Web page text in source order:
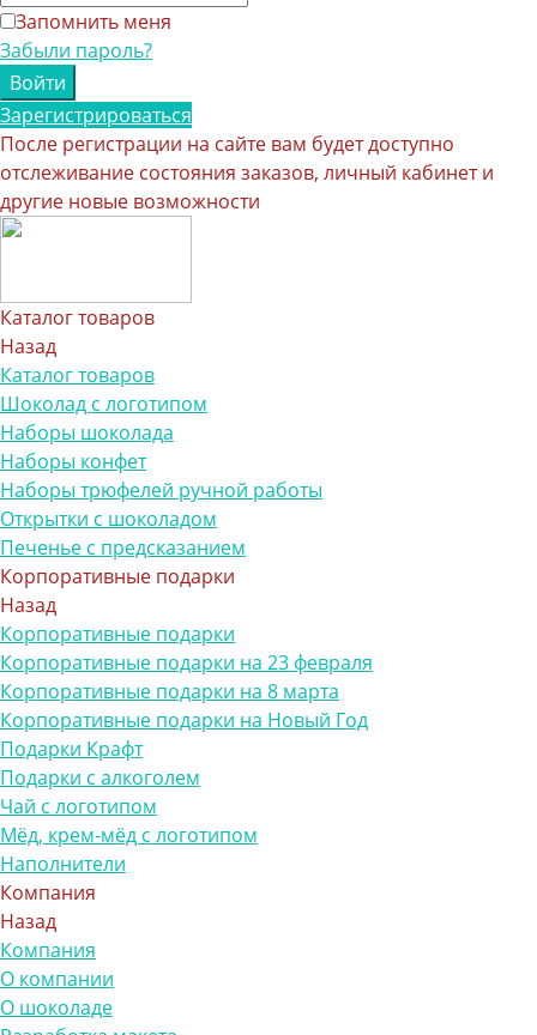
Запомнить меня
Забыли пароль?
Зарегистрироваться
После регистрации на сайте вам будет доступно
отслеживание состояния заказов, личный кабинет и
другие новые возможности
Каталог товаров
Назад
Каталог товаров
Шоколад с логотипом
Наборы шоколада
Наборы конфет
Наборы трюфелей ручной работы
Открытки с шоколадом
Печенье с предсказанием
Корпоративные подарки
Назад
Корпоративные подарки
Корпоративные подарки на 23 февраля
Корпоративные подарки на 8 марта
Корпоративные подарки на Новый Год
Подарки Крафт
Подарки с алкоголем
Чай с логотипом
Мёд, крем-мёд с логотипом
Наполнители
Компания
Назад
Компания
О компании
О шоколаде